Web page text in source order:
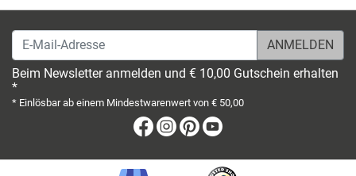
E-Mail-Adresse
Beim Newsletter anmelden und € 10,00 Gutschein erhalten
*
* Einlösbar ab einem Mindestwarenwert von € 50,00
Facebook
Instagram
Pinterest